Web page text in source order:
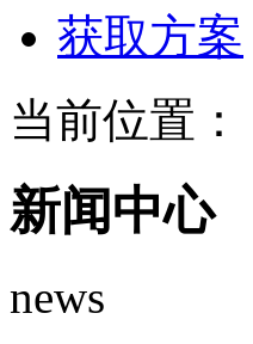
获取方案
当前位置：
新闻中心
news